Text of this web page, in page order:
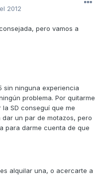
2012
pero vamos a
sin ninguna experiencia
problema. Por quitarme
SD conseguí que me
dar un par de motazos, pero
para darme cuenta de que
alquilar una, o acercarte a